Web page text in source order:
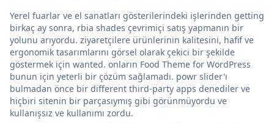
Yerel fuarlar ve el sanatları gösterilerindeki işlerinden getting
birkaç ay sonra, rbia shades çevrimiçi satış yapmanın bir
yolunu arıyordu. ziyaretçilere ürünlerinin kalitesini, hafif ve
ergonomik tasarımlarını görsel olarak çekici bir şekilde
göstermek için wanted. onların Food Theme for WordPress
bunun için yeterli bir çözüm sağlamadı. powr slider'ı
bulmadan önce bir different third-party apps denediler ve
hiçbiri sitenin bir parçasıymış gibi görünmüyordu ve
kullanışsız ve kullanımı zordu.